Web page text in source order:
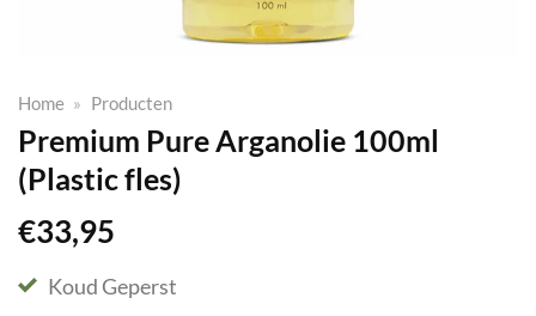
Home » Producten
Premium Pure Arganolie 100ml
(Plastic fles)
€33,95
Koud Geperst